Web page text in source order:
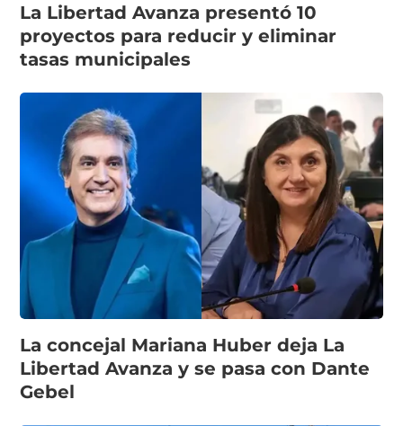
La Libertad Avanza presentó 10
proyectos para reducir y eliminar
tasas municipales
La concejal Mariana Huber deja La
Libertad Avanza y se pasa con Dante
Gebel